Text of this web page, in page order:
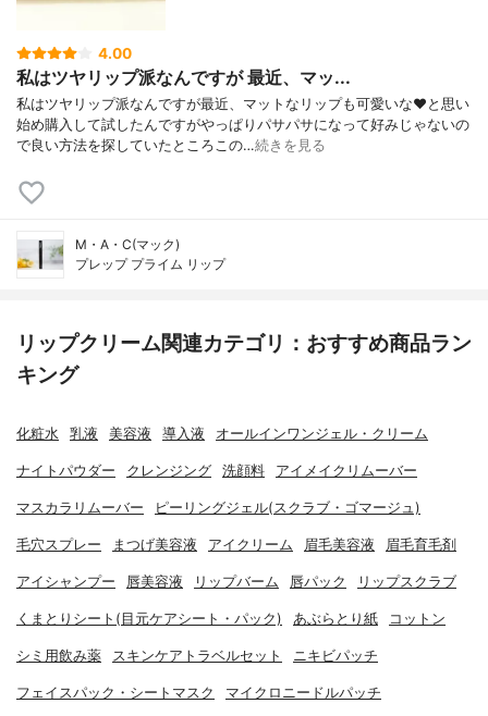
4.00
私はツヤリップ派なんですが 最近、マッ...
私はツヤリップ派なんですが最近、マットなリップも可愛いな❤と思い
始め購入して試したんですがやっぱりパサパサになって好みじゃないの
で良い方法を探していたところこの…続きを見る
M・A・C(マック)
プレップ プライム リップ
リップクリーム関連カテゴリ：おすすめ商品ラン
キング
化粧水 乳液 美容液 導入液 オールインワンジェル・クリーム
ナイトパウダー クレンジング 洗顔料 アイメイクリムーバー
マスカラリムーバー ピーリングジェル(スクラブ・ゴマージュ)
毛穴スプレー まつげ美容液 アイクリーム 眉毛美容液 眉毛育毛剤
アイシャンプー 唇美容液 リップバーム 唇パック リップスクラブ
くまとりシート(目元ケアシート・パック) あぶらとり紙 コットン
シミ用飲み薬 スキンケアトラベルセット ニキビパッチ
フェイスパック・シートマスク マイクロニードルパッチ